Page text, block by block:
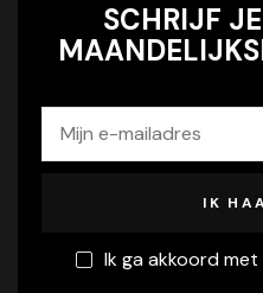
SCHRIJF
Ik ga akkoord